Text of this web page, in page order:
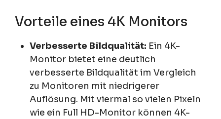
Vorteile eines 4K Monitors
Verbesserte Bildqualität: Ein 4K-
Monitor bietet eine deutlich
verbesserte Bildqualität im Vergleich
zu Monitoren mit niedrigerer
Auflösung. Mit viermal so vielen Pixeln
wie ein Full HD-Monitor können 4K-